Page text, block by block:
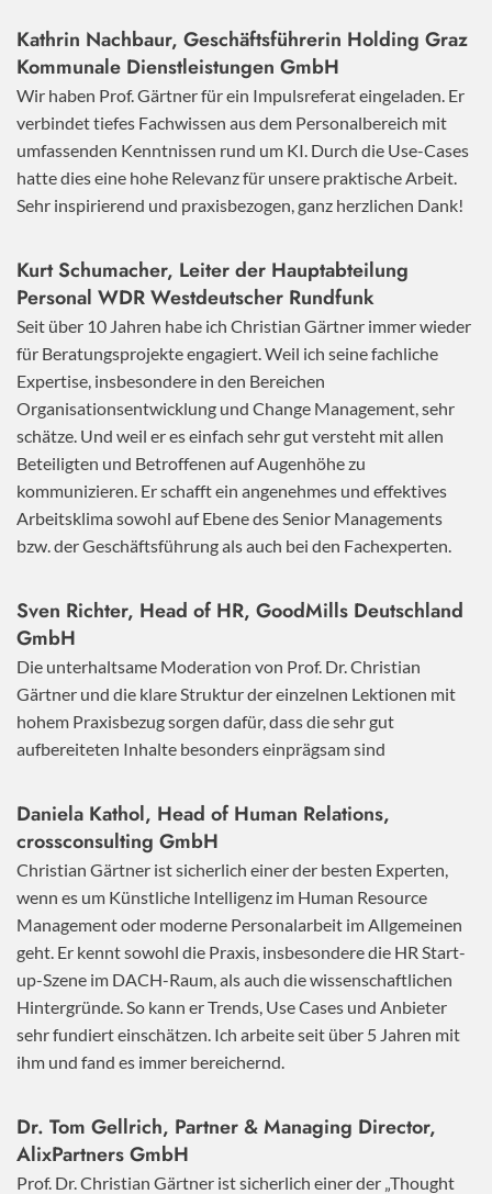
Kathrin Nachbaur, Geschäftsführerin Holding Graz
Kommunale Dienstleistungen GmbH
Wir haben Prof. Gärtner für ein Impulsreferat eingeladen. Er
verbindet tiefes Fachwissen aus dem Personalbereich mit
umfassenden Kenntnissen rund um KI. Durch die Use-Cases
hatte dies eine hohe Relevanz für unsere praktische Arbeit.
Sehr inspirierend und praxisbezogen, ganz herzlichen Dank!
Kurt Schumacher, Leiter der Hauptabteilung
Personal WDR Westdeutscher Rundfunk
Seit über 10 Jahren habe ich Christian Gärtner immer wieder
für Beratungsprojekte engagiert. Weil ich seine fachliche
Expertise, insbesondere in den Bereichen
Organisationsentwicklung und Change Management, sehr
schätze. Und weil er es einfach sehr gut versteht mit allen
Beteiligten und Betroffenen auf Augenhöhe zu
kommunizieren. Er schafft ein angenehmes und effektives
Arbeitsklima sowohl auf Ebene des Senior Managements
bzw. der Geschäftsführung als auch bei den Fachexperten.
Sven Richter, Head of HR, GoodMills Deutschland
GmbH
Die unterhaltsame Moderation von Prof. Dr. Christian
Gärtner und die klare Struktur der einzelnen Lektionen mit
hohem Praxisbezug sorgen dafür, dass die sehr gut
aufbereiteten Inhalte besonders einprägsam sind
Daniela Kathol, Head of Human Relations,
crossconsulting GmbH
Christian Gärtner ist sicherlich einer der besten Experten,
wenn es um Künstliche Intelligenz im Human Resource
Management oder moderne Personalarbeit im Allgemeinen
geht. Er kennt sowohl die Praxis, insbesondere die HR Start-
up-Szene im DACH-Raum, als auch die wissenschaftlichen
Hintergründe. So kann er Trends, Use Cases und Anbieter
sehr fundiert einschätzen. Ich arbeite seit über 5 Jahren mit
ihm und fand es immer bereichernd.
Dr. Tom Gellrich, Partner & Managing Director,
AlixPartners GmbH
Prof. Dr. Christian Gärtner ist sicherlich einer der „Thought